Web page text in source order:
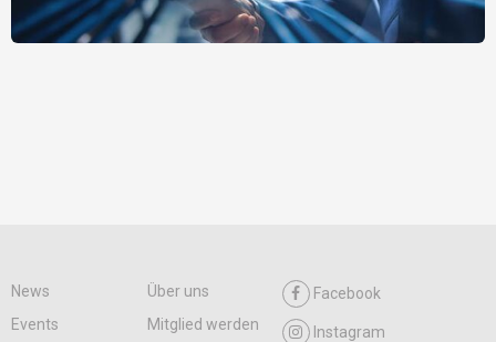
News
Über uns
Events
Mitglied werden
Facebook
Instagram